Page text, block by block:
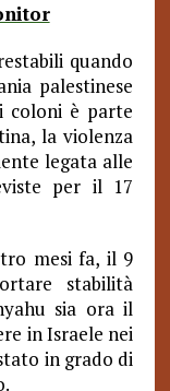
quando
palestinese
coloni è parte
la violenza
legata alle
per il 17
mesi fa, il 9
stabilità
sia ora il
in Israele nei
in grado di